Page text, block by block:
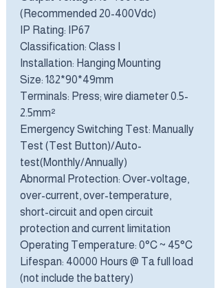
(Recommended 20-400Vdc)
IP Rating: IP67
Classification: Class I
Installation: Hanging Mounting
Size: 182*90*49mm
Terminals: Press; wire diameter 0.5-
2.5mm²
Emergency Switching Test: Manually
Test (Test Button)/Auto-
test(Monthly/Annually)
Abnormal Protection: Over-voltage,
over-current, over-temperature,
short-circuit and open circuit
protection and current limitation
Operating Temperature: 0°C ~ 45°C
Lifespan: 40000 Hours @ Ta full load
(not include the battery)